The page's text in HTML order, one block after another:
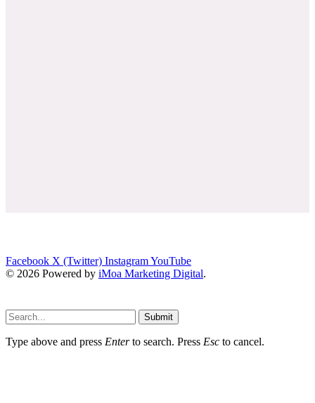
Facebook X (Twitter) InstagramYouTube
© 2026 Powered by iMoa Marketing Digital.
Submit
Type above and press Enterto search. Press Esc to cancel.